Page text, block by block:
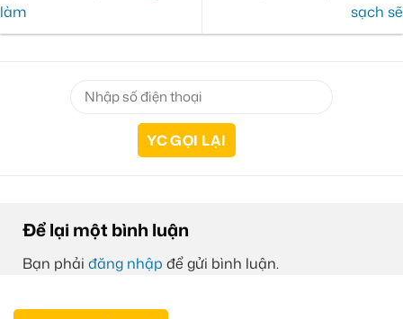
làm
sạch sẽ
Để lại một bình luận
Bạn phải đăng nhập để gửi bình luận.